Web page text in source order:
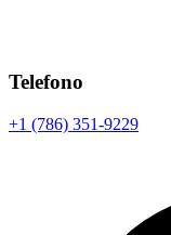
Telefono
+1 (786) 351-9229